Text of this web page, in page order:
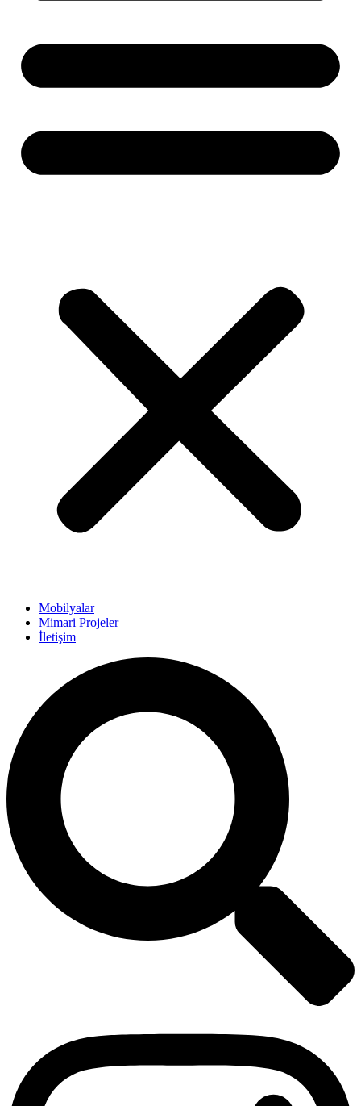
Mobilyalar
Mimari Projeler
İletişim